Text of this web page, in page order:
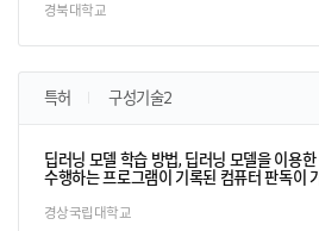
경북대학교
특허 구성기술2
딥러닝 모델 학습 방법, 딥러닝 모델을 이용
수행하는 프로그램이 기록된 컴퓨터 판독이
경상국립대학교